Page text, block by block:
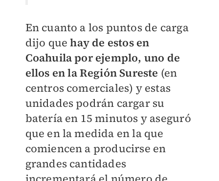
En cuanto a los puntos de carga
dijo quehay de estos en
Coahuila por ejemplo, uno de
ellos en la Región Sureste (en
centros comerciales) y estas
unidades podrán cargar su
batería en 15 minutos y aseguró
que en la medida en la que
comiencen a producirse en
grandes cantidades